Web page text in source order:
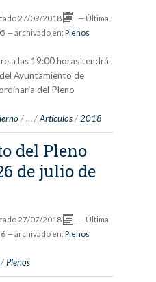
27/09/2018 — Última
— archivado en: Plenos
a las 19:00 horas tendrá
Ayuntamiento de
del Pleno
/…/Artículos / 2018
del Pleno
de julio de
27/07/2018 — Última
— archivado en: Plenos
/Plenos